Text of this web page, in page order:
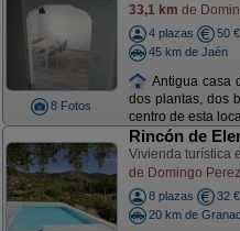
8 Fotos
33,1 km de
4 plazas
50 €
45 km de Jaén
Antigua casa
dos plantas, dos
centro de esta
Rincón de
Vivienda turística
de Domingo
8 plazas
32 €
20 km de